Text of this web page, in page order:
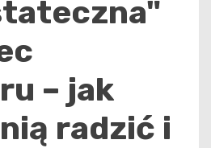
– jak
radzić i